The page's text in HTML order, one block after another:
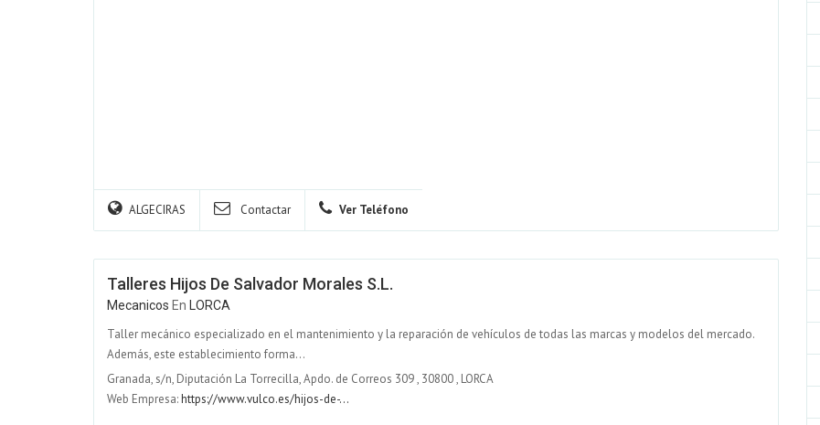
ALGECIRAS Contactar Ver Teléfono
Talleres Hijos De Salvador Morales S.L.
Mecanicos En LORCA
Taller mecánico especializado en el mantenimiento y la reparación de vehículos de todas las marcas y modelos del mercado.
Además, este establecimiento forma...
Granada, s/n, Diputación La Torrecilla, Apdo. de Correos 309, 30800, LORCA
Web Empresa:https://www.vulco.es/hijos-de-...